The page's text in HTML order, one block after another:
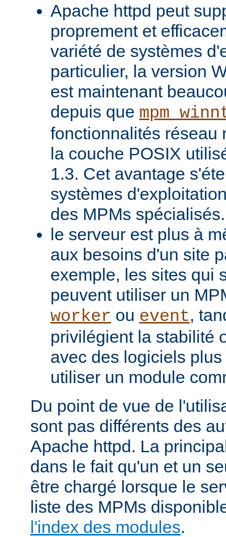
Apache httpd peut
proprement et
variété de systèmes
particulier, la version
est maintenant
depuis que
fonctionnalités réseau
la couche POSIX
1.3. Cet avantage
systèmes
des MPMs spécialisés.
le serveur est plus à
aux besoins d'un site
exemple, les sites qui
peuvent utiliser un
worker ou event,
privilégient la stabilité
avec des logiciels
utiliser un module
Du point de vue de
sont pas différents des
Apache httpd. La
dans le fait qu'un et un
être chargé lorsque le
liste des MPMs
l'index des modules.